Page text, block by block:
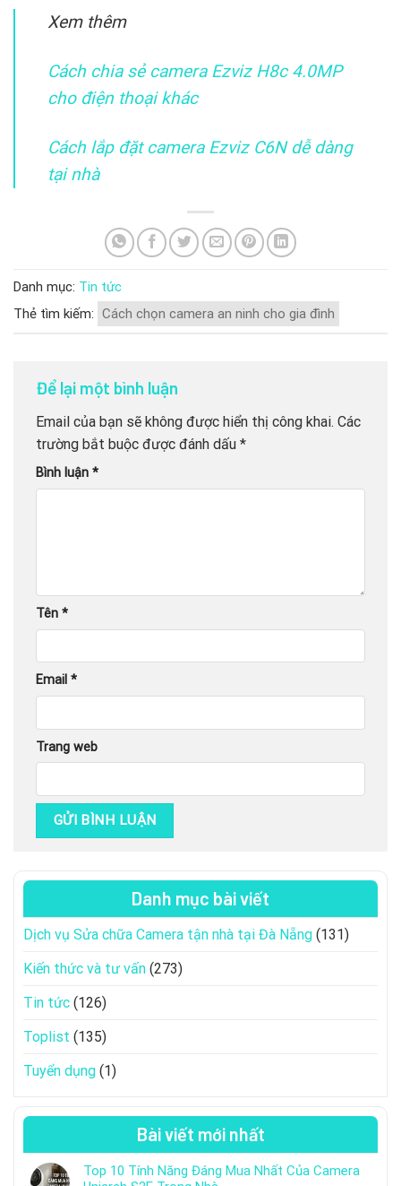
Xem thêm
Cách chia sẻ camera Ezviz H8c 4.0MP
cho điện thoại khác
Cách lắp đặt camera Ezviz C6N dễ dàng
tại nhà
Danh mục: Tin tức
Thẻ tìm kiếm: Cách chọn camera an ninh cho gia đình
Để lại một bình luận
Email của bạn sẽ không được hiển thị công khai. Các
trường bắt buộc được đánh dấu *
Bình luận *
Tên *
Email *
Trang web
Danh mục bài viết
Dịch vụ Sửa chữa Camera tận nhà tại Đà Nẵng (131)
Kiến thức và tư vấn (273)
Tin tức (126)
Toplist (135)
Tuyển dụng (1)
Bài viết mới nhất
Top 10 Tính Năng Đáng Mua Nhất Của Camera